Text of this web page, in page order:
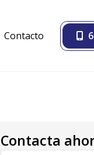
Contacto
Contacta